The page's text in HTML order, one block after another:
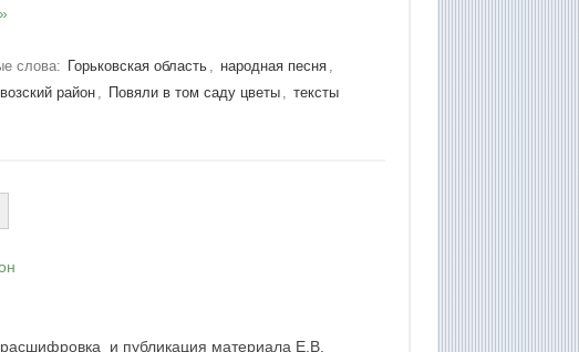
слова: Горьковская область , народная песня ,
район, Повяли в том саду цветы , тексты
и публикация материала Е.В.